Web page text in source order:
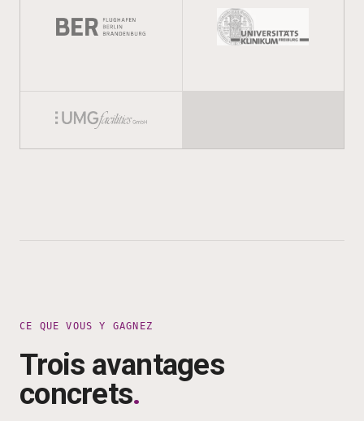
CE QUE VOUS Y GAGNEZ
Trois avantages
concrets.